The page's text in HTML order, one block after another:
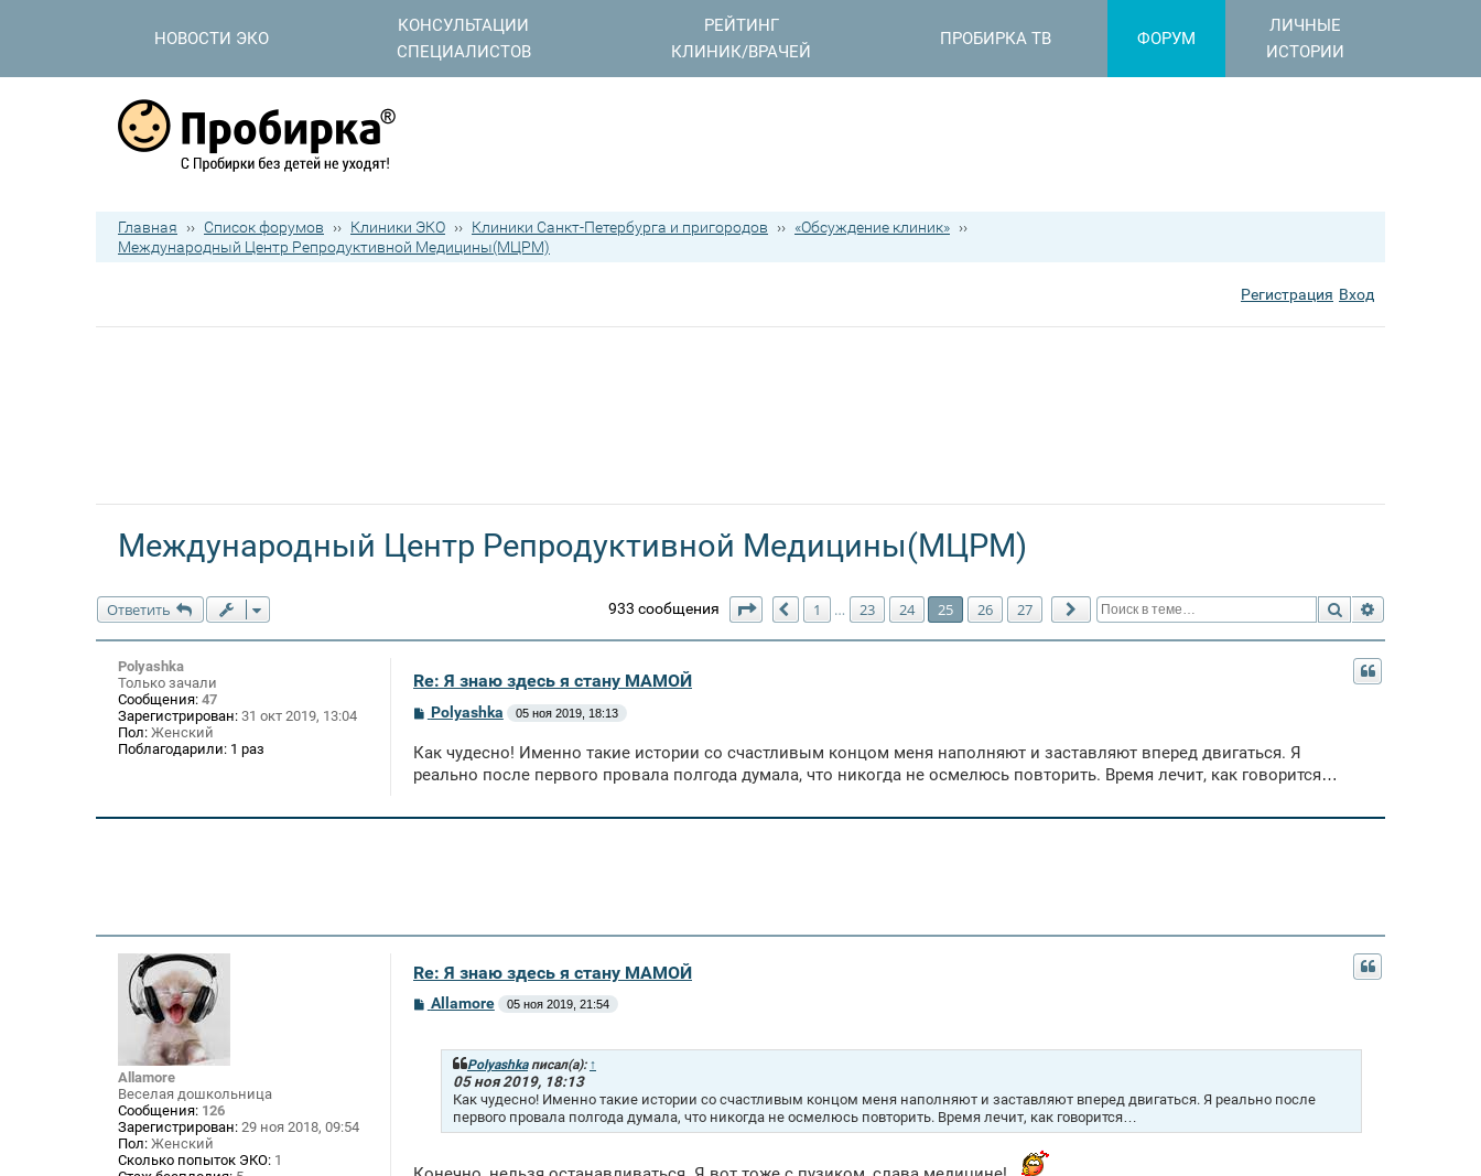
НОВОСТИ ЭКО
КОНСУЛЬТАЦИИ
СПЕЦИАЛИСТОВ
РЕЙТИНГ
КЛИНИК/ВРАЧЕЙ
ПРОБИРКА ТВ ФОРУМ
ЛИЧНЫЕ
ИСТОРИИ
Главная ›› Список форумов ›› Клиники ЭКО ›› Клиники Санкт-Петербурга и пригородов ›› «Обсуждение клиник» ››
Международный Центр Репродуктивной Медицины(МЦРМ)
Регистрация Вход
Международный Центр Репродуктивной Медицины(МЦРМ)
Ответить Поиск
933 сообщения Страница 25 из27
Пред.
1 … 23 24 25 26 27 След.
Polyashka
Только зачали
Сообщения: 47
Зарегистрирован: 31 окт 2019, 13:04
Пол: Женский
Поблагодарили: 1 раз
Re: Я знаю здесь я стану МАМОЙ
С
б
щ
и
Polyashka 05 ноя 2019, 18:13
Как чудесно! Именно такие истории со счастливым концом меня наполняют и заставляют вперед двигаться. Я
реально после первого провала полгода думала, что никогда не осмелюсь повторить. Время лечит, как говорится…
Allamore
Веселая дошкольница
Сообщения: 126
Зарегистрирован: 29 ноя 2018, 09:54
Пол: Женский
Сколько попыток ЭКО: 1
Re: Я знаю здесь я стану МАМОЙ
С
Allamore 05 ноя 2019, 21:54
Polyashkaписал(а): ↑
05 ноя 2019, 18:13
Как чудесно! Именно такие истории со счастливым концом меня наполняют и заставляют вперед двигаться. Я реально после
первого провала полгода думала, что никогда не осмелюсь повторить. Время лечит, как говорится…